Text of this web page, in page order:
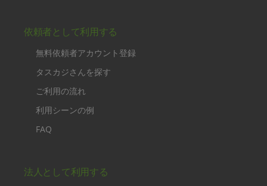
依頼者として利用する
無料依頼者アカウント登録
タスカジさんを探す
ご利用の流れ
利用シーンの例
FAQ
法人として利用する